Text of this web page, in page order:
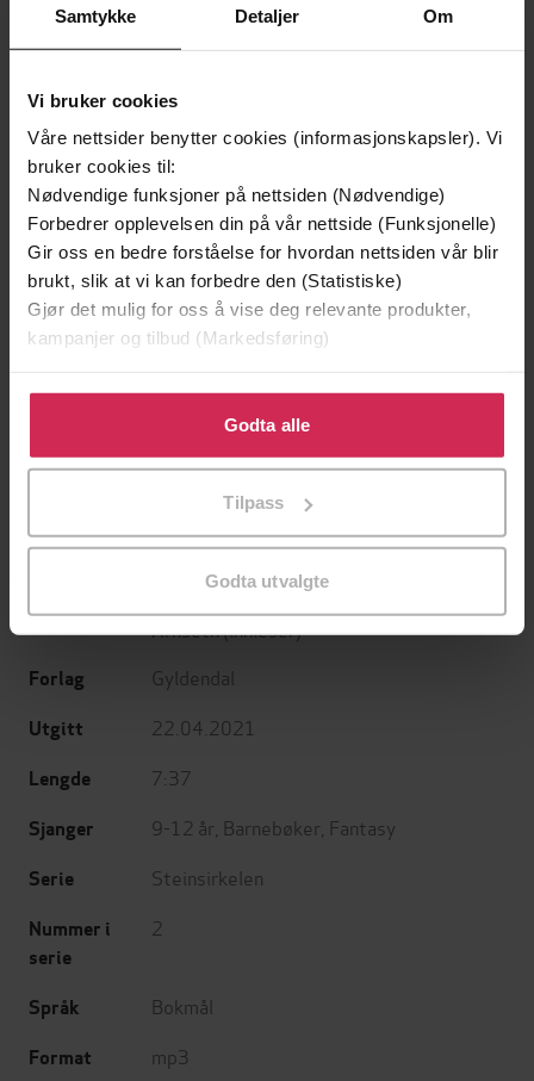
Samtykke Detaljer Om
Vi bruker cookies
Våre nettsider benytter cookies (informasjonskapsler). Vi
bruker cookies til:
Nødvendige funksjoner på nettsiden (Nødvendige)
Forbedrer opplevelsen din på vår nettside (Funksjonelle)
Gir oss en bedre forståelse for hvordan nettsiden vår blir
brukt, slik at vi kan forbedre den (Statistiske)
Gjør det mulig for oss å vise deg relevante produkter,
kampanjer og tilbud (Markedsføring)
Klikk på «Godta alle» for å gi oss ditt samtykke til å
bruke cookies for alle disse formålene. Du kan også
tilpasse ditt samtykke til spesifikke formål ved å klikke
Godta alle
Tilpass
Godta utvalgte
Premium
Det henger en engel alene i skogen
LYDBOK LYDBOK
(forfatter),
Arnseth(innleser)
Forlag Gyldendal
Utgitt 22.04.2021
Lengde 7:37
Sjanger 9-12 år Barnebøker Fantasy
Serie Steinsirkelen
Nummer i
serie
2
Språk Bokmål
Format mp3